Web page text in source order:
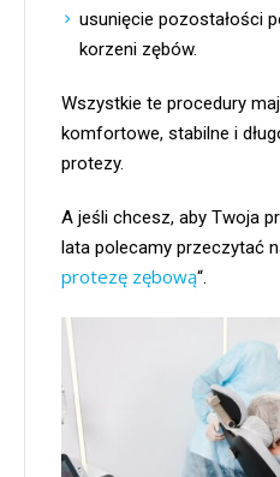
usunięcie pozostałości
korzeni zębów.
Wszystkie te procedury
komfortowe, stabilne i
protezy.
A jeśli chcesz, aby Twoja
lata polecamy przeczytać
protezę zębową“.